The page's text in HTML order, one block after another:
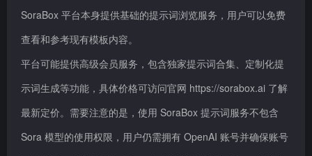
SoraBox 平台本身提供基础的提示词浏览服务，用户可以免费
查看和参考现有模板内容。
平台可能提供高级会员服务，包含独家提示词合集、定制化提
示词生成等功能，具体价格可访问官网 https://sorabox.ai 了解
最新定价。需要注意的是，使用 SoraBox 提示词服务不包含
Sora 模型的使用权限，用户仍需拥有 OpenAI 账号并确保账号